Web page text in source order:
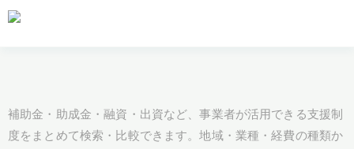
補助金・助成金・融資・出資など、事業者が活用できる支援制
度をまとめて検索・比較できます。地域・業種・経費の種類か